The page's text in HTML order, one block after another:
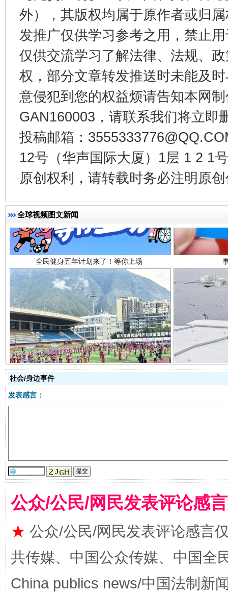
外），其版权均属于原作者或归
发推广仅供学习参考之用，禁止
仅供交流学习了解法律、法规、
权，部分文章转发推送时未能及
意侵犯到您的权益烦请告知本网
GAN160003，请联系我们将立即
投稿邮箱：
12号（华声国际大厦）1层 1 2 1
原创权利，请转载时务必注明原
全球视频图文新闻
全民健身五年计划来了！等你上场
阿坝州三大球赛在茂县开幕 规模
国家大学科技园优化重塑工作
社会/身边事件
发表感言：
公众/公民/网民发表评论感
★ 公众/公民/网民发表评论感言
共传媒、中国公众传媒、中国全
China publics news/中国法制新